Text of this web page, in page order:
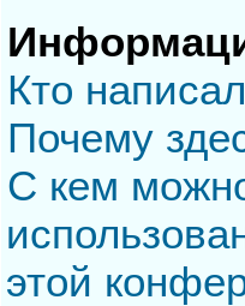
Кто
Почему
С кем
этой